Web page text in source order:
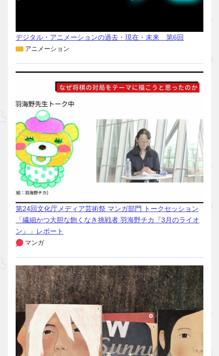
デジタル・アニメーションの過去・現在・未来 第6回
アニメーション
第24回文化庁メディア芸術祭 マンガ部門 トークセッション
「繊細かつ大胆な飽くなき挑戦者 羽海野チカ『3月のライオ
ン』」レポート
マンガ